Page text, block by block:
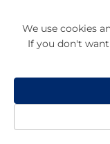
We use cookies
If you don't